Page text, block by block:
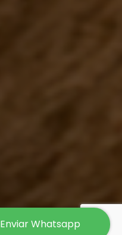
Enviar Whatsapp